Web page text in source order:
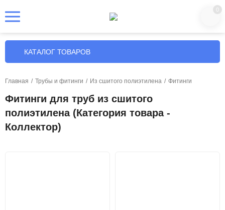
0
КАТАЛОГ ТОВАРОВ
Главная / Трубы и фитинги / Из сшитого полиэтилена / Фитинги
Фитинги для труб из сшитого
полиэтилена (Категория товара -
Коллектор)